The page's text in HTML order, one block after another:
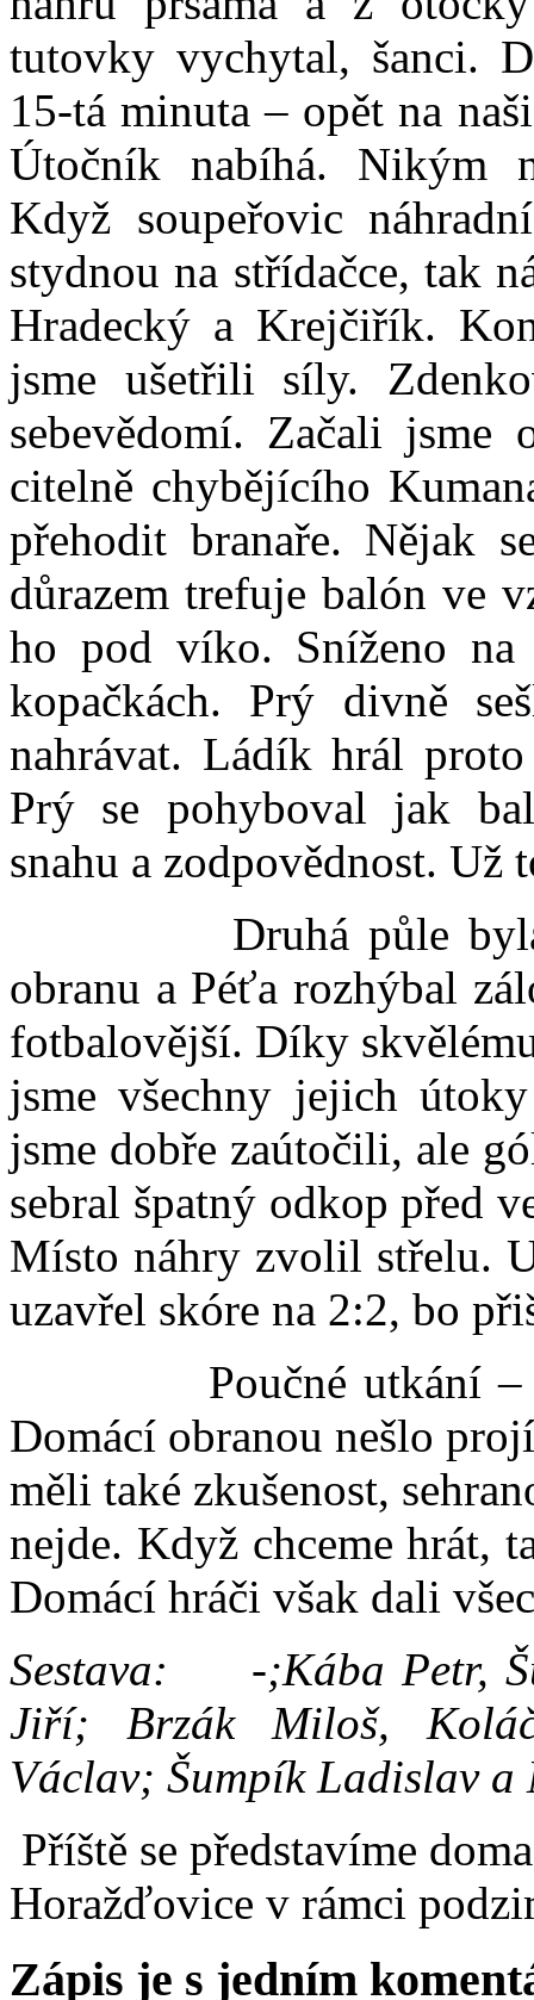
tutovky vychytal, šanci.
15-tá minuta – opět na
Útočník nabíhá. Nikým
Když soupeřovic
stydnou na střídačce, tak
Hradecký a Krejčiřík.
jsme ušetřili síly.
sebevědomí. Začali jsme
citelně chybějícího
přehodit branaře. Nějak
důrazem trefuje balón ve
ho pod víko. Sníženo
kopačkách. Prý divně
nahrávat. Ládík hrál
Prý se pohyboval jak
snahu a zodpovědnost. Už
Druhá půle byla
obranu a Péťa rozhýbal
fotbalovější. Díky
jsme všechny jejich
jsme dobře zaútočili, ale
sebral špatný odkop před
Místo náhry zvolil střelu.
uzavřel skóre na 2:2, bo
Poučné utkání – bez
Domácí obranou nešlo
měli také zkušenost,
nejde. Když chceme hrát,
Domácí hráči však dali
Sestava: -;Kába Petr,
Jiří; Brzák Miloš,
Václav; Šumpík Ladislav a
Příště se představíme
Horažďovice v rámci
Zápis je s jedním